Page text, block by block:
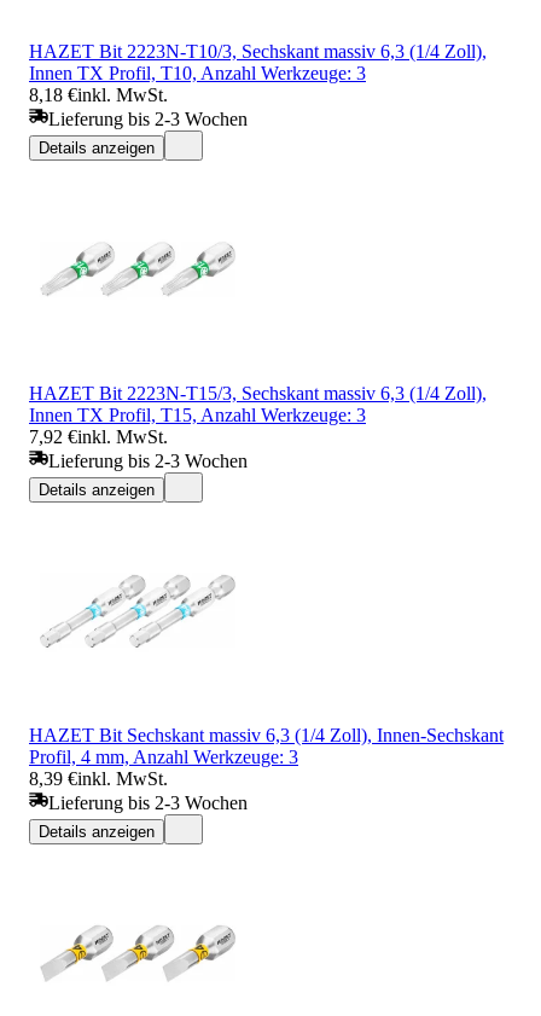
HAZET Bit 2223N-T10/3, Sechskant massiv 6,3 (1/4 Zoll),
Innen TX Profil, T10, Anzahl Werkzeuge: 3
8,18 €inkl. MwSt.
Lieferung bis 2-3 Wochen
Details anzeigen
HAZET Bit 2223N-T15/3, Sechskant massiv 6,3 (1/4 Zoll),
Innen TX Profil, T15, Anzahl Werkzeuge: 3
7,92 €inkl. MwSt.
Lieferung bis 2-3 Wochen
Details anzeigen
HAZET Bit Sechskant massiv 6,3 (1/4 Zoll), Innen-Sechskant
Profil, 4 mm, Anzahl Werkzeuge: 3
8,39 €inkl. MwSt.
Lieferung bis 2-3 Wochen
Details anzeigen